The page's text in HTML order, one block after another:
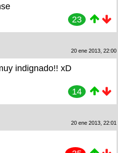
23
20 ene 2013, 22:00
indignado!! xD
14
20 ene 2013, 22:01